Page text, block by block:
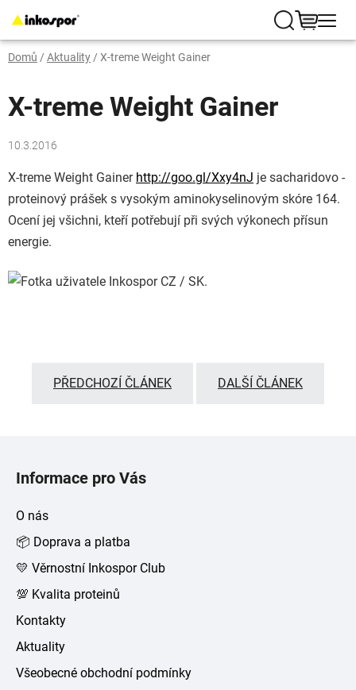
na
obsah
Hledat
Domů / Aktuality/ X-treme Weight Gainer
X-treme Weight Gainer
10.3.2016
X-treme Weight Gainer http://goo.gl/Xxy4nJ je sacharidovo -
proteinový prášek s vysokým aminokyselinovým skóre 164.
Ocení jej všichni, kteří potřebují při svých výkonech přísun
energie.
PŘEDCHOZÍ ČLÁNEK DALŠÍ ČLÁNEK
Informace pro Vás
O nás
📦 Doprava a platba
💛 Věrnostní Inkospor Club
💯 Kvalita proteinů
Kontakty
Aktuality
Všeobecné obchodní podmínky